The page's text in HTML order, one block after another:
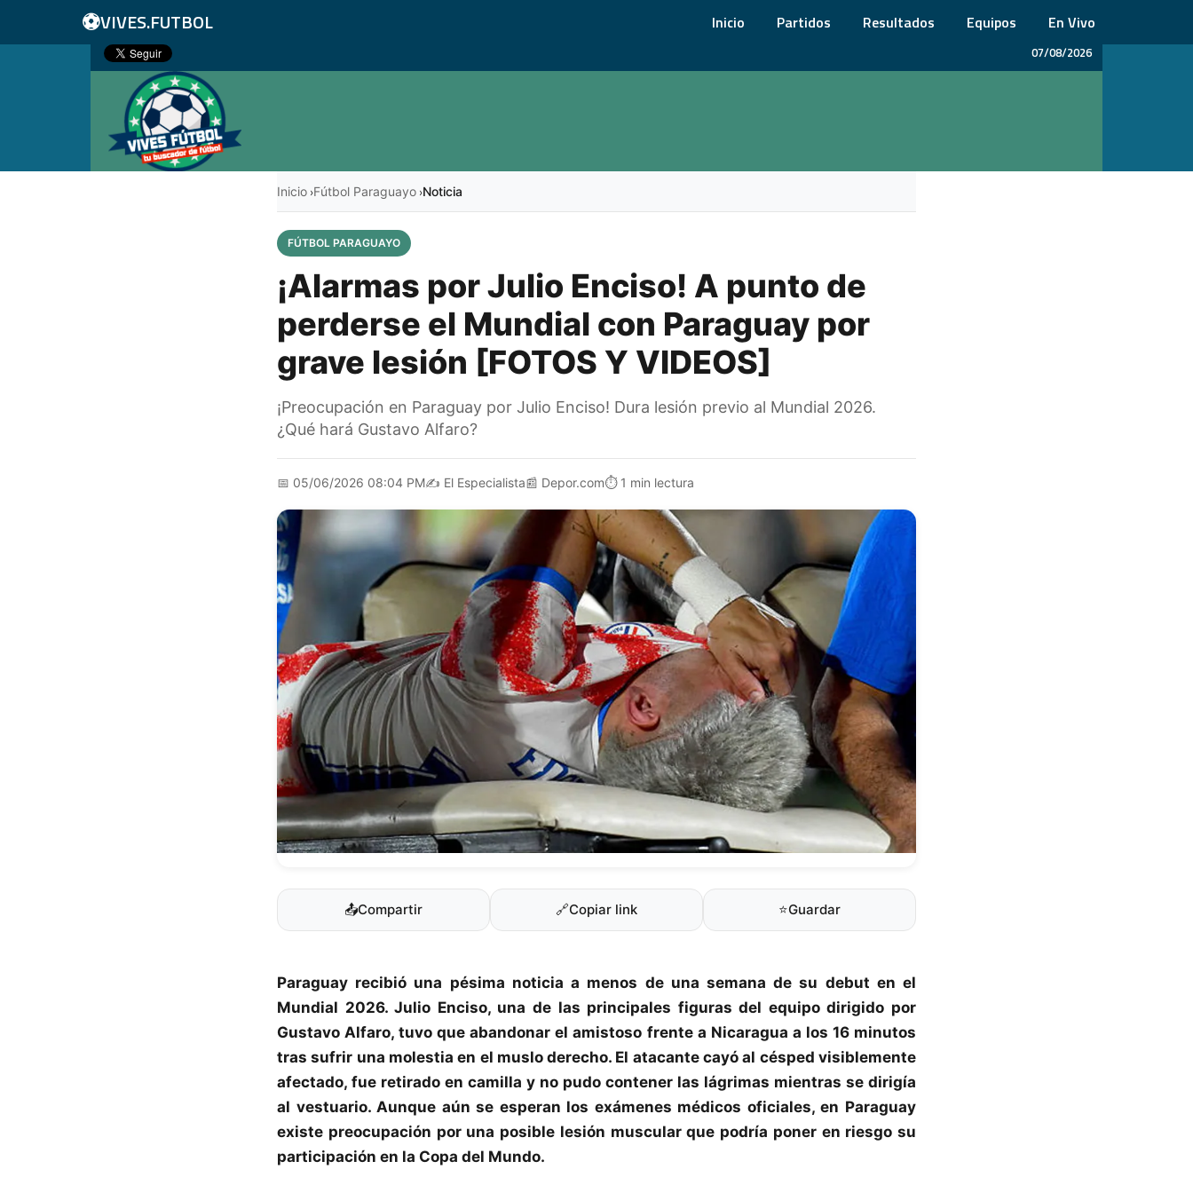
⚽VIVES.FUTBOL Inicio Partidos Resultados Equipos En Vivo
07/08/2026
Inicio ›Fútbol Paraguayo ›Noticia
FÚTBOL PARAGUAYO
¡Alarmas por Julio Enciso! A punto de
perderse el Mundial con Paraguay por
grave lesión [FOTOS Y VIDEOS]
¡Preocupación en Paraguay por Julio Enciso! Dura lesión previo al Mundial 2026.
¿Qué hará Gustavo Alfaro?
📅 05/06/2026 08:04 PM✍️ El Especialista📰 Depor.com⏱️ 1 min lectura
📤Compartir 🔗Copiar link ⭐Guardar
Paraguay recibió una pésima noticia a menos de una semana de su debut en el
Mundial 2026.Julio Enciso, una de las principales figuras del equipo dirigido por
Gustavo Alfaro, tuvo que abandonar el amistoso frente a Nicaragua a los 16 minutos
tras sufrir una molestia en el muslo derecho. El atacante cayó al césped visiblemente
afectado, fue retirado en camilla y no pudo contener las lágrimas mientras se dirigía
al vestuario. Aunque aún se esperan los exámenes médicos oficiales, en Paraguay
existe preocupación por una posible lesión muscular que podría poner en riesgo su
participación en la Copa del Mundo.